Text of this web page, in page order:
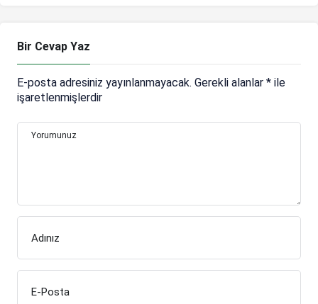
Bir Cevap Yaz
E-posta adresiniz yayınlanmayacak. Gerekli alanlar * ile
işaretlenmişlerdir
Yorumunuz
Adınız
E-Posta